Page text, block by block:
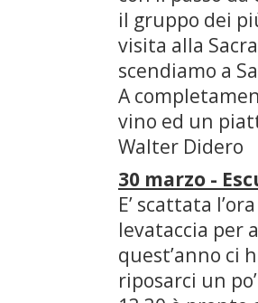
il gruppo dei
visita alla
scendiamo a
A
vino ed un
Walter Didero
30 marzo -
E’ scattata
levataccia per
quest’anno ci
riposarci un